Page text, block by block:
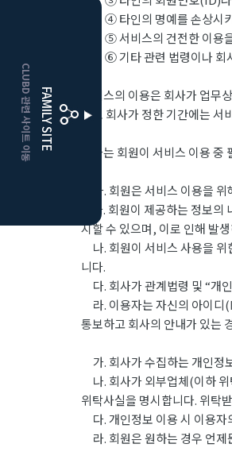
FAMILY SITE
CLUBD 관련 사이트 이동
④ 타인의 명예를 손상시키
⑤ 서비스의 건전한 이용을
⑥ 기타 관련 법령이나 회사
서비스의 이용은 회사가 업
으로 회사가 정한 기간에는
회사는 회원이 서비스 이용
가. 회원은 서비스 이용을 위
니다. 회원이 제공하는 정보
지할 수 있으며, 이로 인해 발
나. 회원이 서비스 사용을
니다.
다. 회사가 관계법령 및 “개
라. 이용자는 자신의 아이디
통보하고 회사의 안내가 있는
가. 회사가 수집하는 개인정
나. 회사가 외부업체(이하 위
위탁사실을 명시합니다. 위탁
다. 개인정보 이용 시 이용자
라. 회원은 원하는 경우 언제